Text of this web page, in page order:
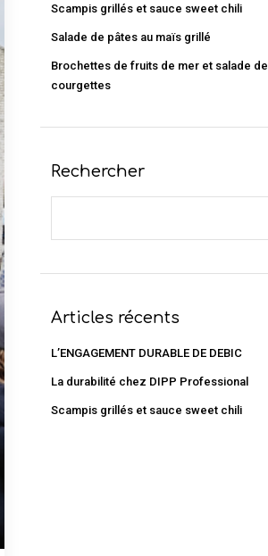
Scampis grillés et sauce sweet chili
Salade de pâtes au maïs grillé
Brochettes de fruits de mer et salade de
courgettes
Rechercher
Articles récents
L’ENGAGEMENT DURABLE DE DEBIC
La durabilité chez DIPP Professional
Scampis grillés et sauce sweet chili